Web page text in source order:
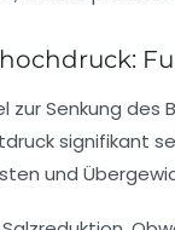
zur Senkung
signifikant
und